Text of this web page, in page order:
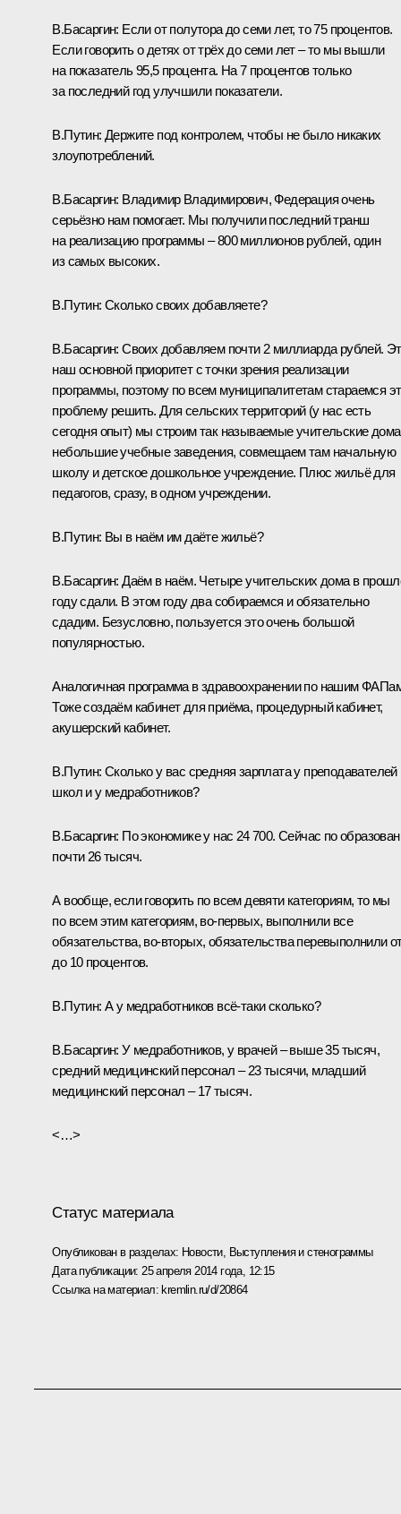
В.Басаргин: Если от полутора до семи лет, то 75 процентов.
Если говорить о детях от трёх до семи лет – то мы вышли
на показатель 95,5 процента. На 7 процентов только
за последний год улучшили показатели.
В.Путин: Держите под контролем, чтобы не было никаких
злоупотреблений.
В.Басаргин: Владимир Владимирович, Федерация очень
серьёзно нам помогает. Мы получили последний транш
на реализацию программы – 800 миллионов рублей, один
из самых высоких.
В.Путин: Сколько своих добавляете?
В.Басаргин: Своих добавляем почти 2 миллиарда рублей.
наш основной приоритет с точки зрения реализации
программы, поэтому по всем муниципалитетам стараемся
проблему решить. Для сельских территорий (у нас есть
сегодня опыт) мы строим так называемые учительские
небольшие учебные заведения, совмещаем там начальную
школу и детское дошкольное учреждение. Плюс жильё для
педагогов, сразу, в одном учреждении.
В.Путин: Вы в наём им даёте жильё?
В.Басаргин: Даём в наём. Четыре учительских дома в
году сдали. В этом году два собираемся и обязательно
сдадим. Безусловно, пользуется это очень большой
популярностью.
Аналогичная программа в здравоохранении по нашим
Тоже создаём кабинет для приёма, процедурный кабинет,
акушерский кабинет.
В.Путин: Сколько у вас средняя зарплата у преподавателей
школ и у медработников?
В.Басаргин: По экономике у нас 24 700. Сейчас по
почти 26 тысяч.
А вообще, если говорить по всем девяти категориям, то мы
по всем этим категориям, во‑первых, выполнили все
обязательства, во‑вторых, обязательства перевыполнили
до 10 процентов.
В.Путин: А у медработников всё‑таки сколько?
В.Басаргин: У медработников, у врачей – выше 35 тысяч,
средний медицинский персонал – 23 тысячи, младший
медицинский персонал – 17 тысяч.
<…>
Статус материала
Опубликован в разделах: Новости, Выступления и стенограммы
Дата публикации: 25 апреля 2014 года, 12:15
Ссылка на материал: kremlin.ru/d/20864